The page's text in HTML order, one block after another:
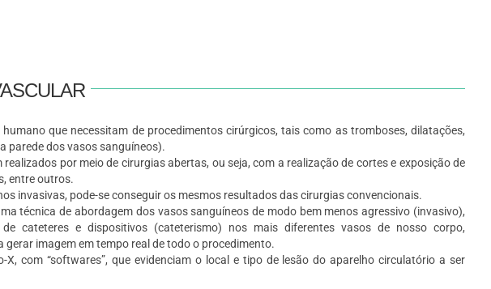
que necessitam de procedimentos cirúrgicos, tais como as tromboses, dilatações,
parede dos vasos sanguíneos).
por meio de cirurgias abertas, ou seja, com a realização de cortes e exposição de
entre outros.
invasivas, pode-se conseguir os mesmos resultados das cirurgias convencionais.
técnica de abordagem dos vasos sanguíneos de modo bem menos agressivo (invasivo),
cateteres e dispositivos (cateterismo) nos mais diferentes vasos de nosso corpo,
imagem em tempo real de todo o procedimento.
X, com “softwares”, que evidenciam o local e tipo de lesão do aparelho circulatório a ser